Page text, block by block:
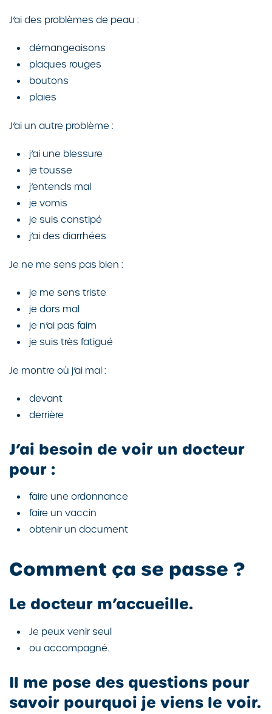
J’ai des problèmes de peau :
démangeaisons
plaques rouges
boutons
plaies
J’ai un autre problème :
j’ai une blessure
je tousse
j’entends mal
je vomis
je suis constipé
j’ai des diarrhées
Je ne me sens pas bien :
je me sens triste
je dors mal
je n’ai pas faim
je suis très fatigué
Je montre où j’ai mal :
devant
derrière
J’ai besoin de voir un docteur
pour :
faire une ordonnance
faire un vaccin
obtenir un document
Comment ça se passe ?
Le docteur m’accueille.
Je peux venir seul
ou accompagné.
Il me pose des questions pour
savoir pourquoi je viens le voir.